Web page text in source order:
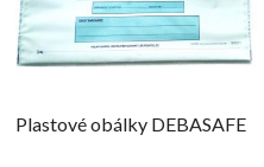
Plastové obálky DEBASAFE